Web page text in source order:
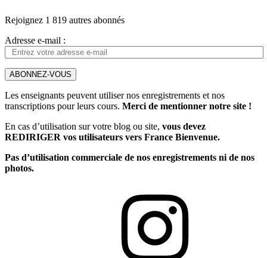
Rejoignez 1 819 autres abonnés
Adresse e-mail :
ABONNEZ-VOUS
Les enseignants peuvent utiliser nos enregistrements et nos
transcriptions pour leurs cours. Merci de mentionner notre site !
En cas d’utilisation sur votre blog ou site, vous devez
REDIRIGER vos utilisateurs vers France Bienvenue.
Pas d’utilisation commerciale de nos enregistrements ni de nos
photos.